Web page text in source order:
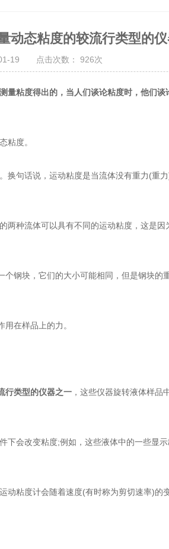
动态粘度的较流行类型的
01-19 点击次数： 926次
量粘度得出的，当人们谈论粘度时，他们
粘度。
句话说，运动粘度是当流体没有重力(重
种流体可以具有不同的运动粘度，这是因
块，它们的大小可能相同，但是钢块的
在样品上的力。
行类型的仪器之一 ，这些仪器旋转液体样品
会改变粘度;例如，这些液体中的一些显
粘度计会随着速度(有时称为剪切速率)的变